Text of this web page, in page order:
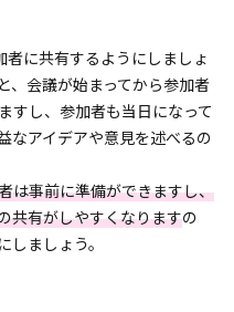
に共有するようにしましょ
、会議が始まってから参加者
すし、参加者も当日になって
なアイデアや意見を述べるの
は事前に準備ができますし、
共有がしやすくなりますの
ましょう。